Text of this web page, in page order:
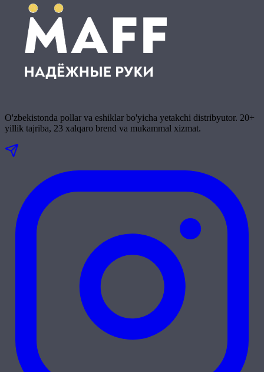
O'zbekistonda pollar va eshiklar bo'yicha yetakchi distribyutor. 20+
yillik tajriba, 23 xalqaro brend va mukammal xizmat.